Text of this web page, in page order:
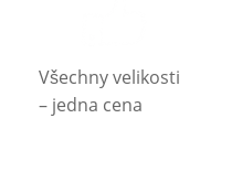
Všechny velikosti
– jedna cena